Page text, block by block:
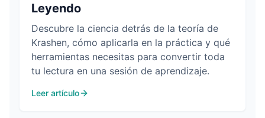
Leyendo
Descubre la ciencia detrás de la teoría de
Krashen, cómo aplicarla en la práctica y qué
herramientas necesitas para convertir toda
tu lectura en una sesión de aprendizaje.
Leer artículo